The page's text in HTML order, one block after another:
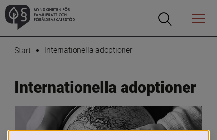
Öppna
Öppna
Menyn
Start Internationella adoptioner
Internationella adoptioner